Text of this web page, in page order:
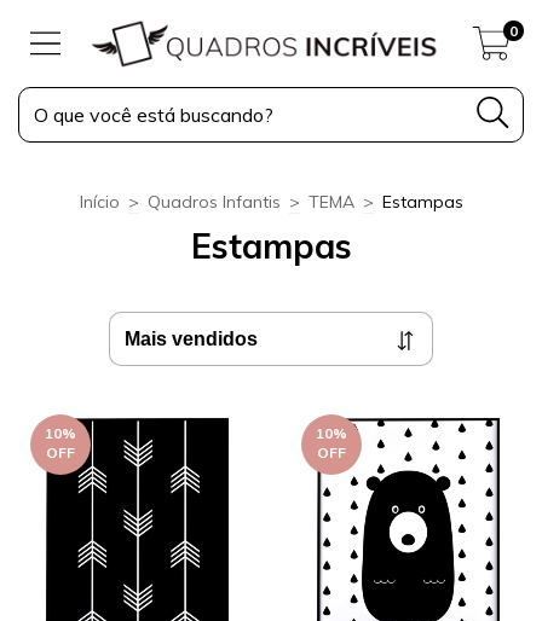
0
Início > Quadros Infantis > TEMA > Estampas
Estampas
10%
OFF
10%
OFF